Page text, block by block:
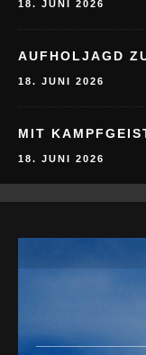
18. JUNI 2026
AUFHOLJAGD
18. JUNI 2026
MIT
18. JUNI 2026